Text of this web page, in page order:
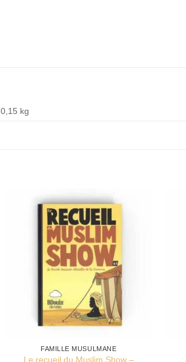
0,15 kg
FAMILLE MUSULMANE
Le recueil du Muslim Show –